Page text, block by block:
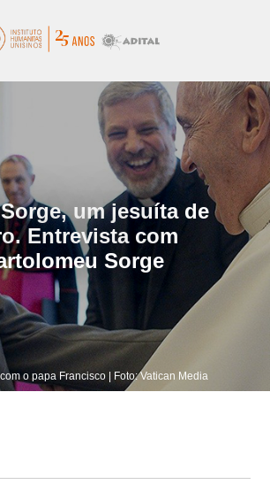
um jesuíta de
Entrevista com
Sorge
o papa Francisco | Foto: Vatican Media